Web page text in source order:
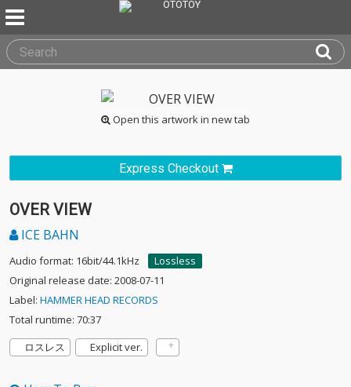
Open this artwork in new tab
Express Checkout
OVER VIEW
ICE BAHN
Audio format: 16bit/44.1kHz
Lossless
Original release date: 2008-07-11
Label: HAMMER HEAD RECORDS
Total runtime: 70:37
ロスレス
Explicit ver.